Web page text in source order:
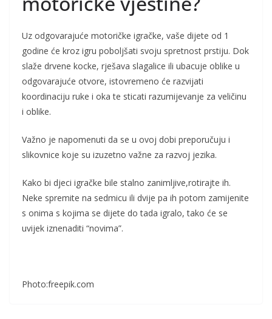
Uz odgovarajuće motoričke igračke, vaše dijete od 1
godine će kroz igru poboljšati svoju spretnost prstiju. Dok
slaže drvene kocke, rješava slagalice ili ubacuje oblike u
odgovarajuće otvore, istovremeno će razvijati
koordinaciju ruke i oka te sticati razumijevanje za veličinu
i oblike.
Važno je napomenuti da se u ovoj dobi preporučuju i
slikovnice koje su izuzetno važne za razvoj jezika.
Kako bi djeci igračke bile stalno zanimljive,rotirajte ih.
Neke spremite na sedmicu ili dvije pa ih potom zamijenite
s onima s kojima se dijete do tada igralo, tako će se
uvijek iznenaditi “novima”.
Photo:freepik.com